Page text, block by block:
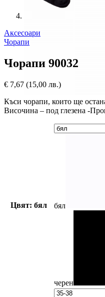
Аксесоари
Чорапи
Чорапи 90032
€ 7,67 (15,00 лв.)
Къси чорапи, които ще
Височина – под глезена -
Цвят: бял бял
черен